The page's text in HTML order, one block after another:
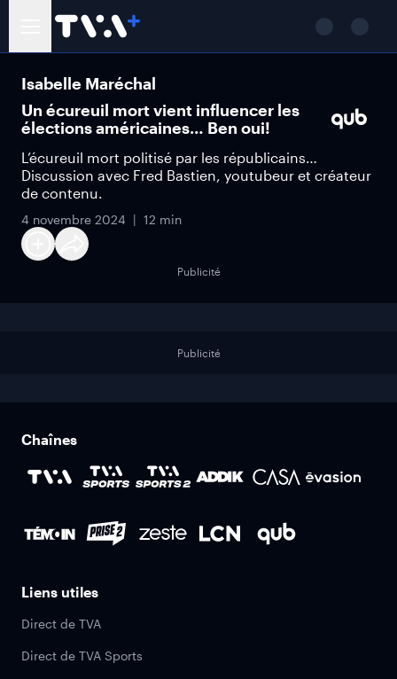
Isabelle Maréchal
Un écureuil mort vient influencer les
élections américaines… Ben oui!
L’écureuil mort politisé par les républicains…
Discussion avec Fred Bastien, youtubeur et créateur
de contenu.
4 novembre 2024 12 min
Publicité
Publicité
Chaînes
Liens utiles
Direct de TVA
Direct de TVA Sports